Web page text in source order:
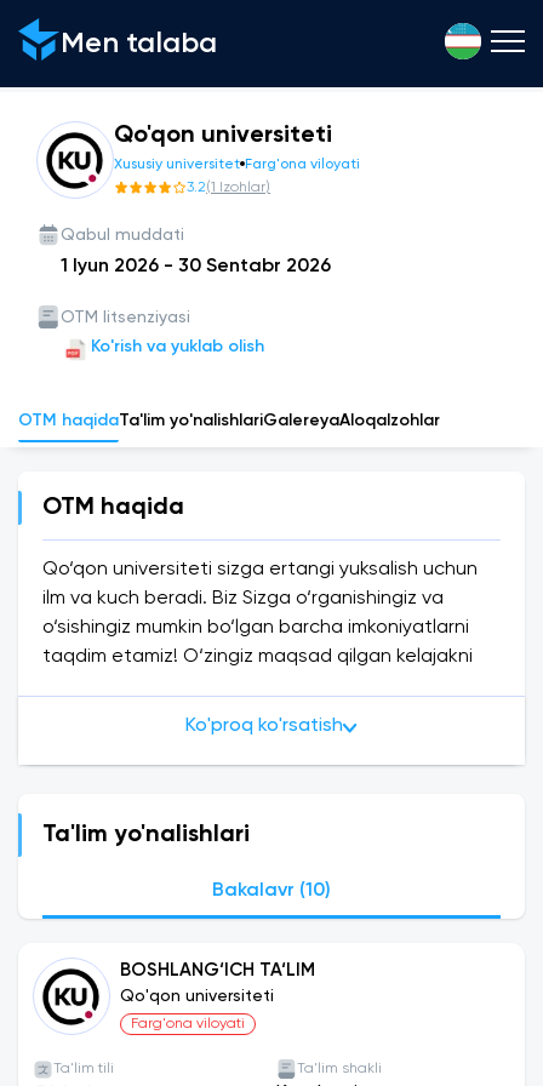
Men talaba
Qo'qon universiteti
Xususiy universitet Farg'ona viloyati
3.2(1 Izohlar)
Qabul muddati
1 Iyun 2026 - 30 Sentabr 2026
OTM litsenziyasi
Ko'rish va yuklab olish
OTM haqidaTa'lim yo'nalishlariGalereyaAloqa Izohlar
OTM haqida
Qo‘qon universiteti sizga ertangi yuksalish uchun
ilm va kuch beradi. Biz Sizga o‘rganishingiz va
o‘sishingiz mumkin bo‘lgan barcha imkoniyatlarni
taqdim etamiz! O‘zingiz maqsad qilgan kelajakni
aynan sizga kerakligini tanlashingiz mumkin.
katta imkoniyatlar yaratilyapti. O‘zbekistondagi
Qo‘qon universitetida sizga iqtisodiyot va ta’lim
yo‘nalishlarida xalqaro darajadagi oliy ta’limni
universitetlari bilan akademik hamkorlikda sizlarga
maqsadlaringizga oson eltadigan bilim va
ko‘nikmalar beramiz. Biz yetuk biznes bitiruvchilarini
tayyorlash uchun professional Bizning maqsadimiz
Ko'proq ko'rsatish
Ta'lim yo'nalishlari
Bakalavr (10)
BOSHLANG‘ICH TA‘LIM
Qo'qon universiteti
Farg'ona viloyati
Ta'lim tili Ta'lim shakli